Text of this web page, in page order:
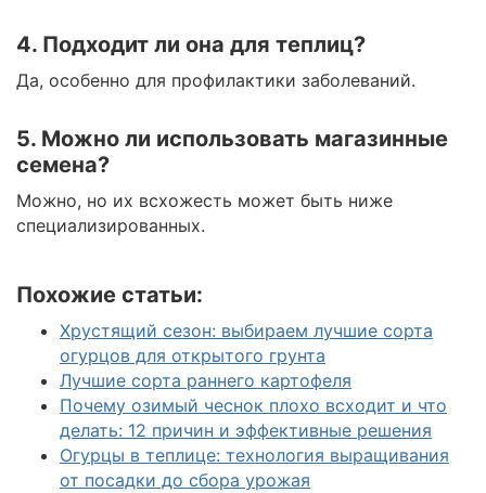
4. Подходит ли она для теплиц?
Да, особенно для профилактики заболеваний.
5. Можно ли использовать магазинные
семена?
Можно, но их всхожесть может быть ниже
специализированных.
Похожие статьи:
Хрустящий сезон: выбираем лучшие сорта
огурцов для открытого грунта
Лучшие сорта раннего картофеля
Почему озимый чеснок плохо всходит и что
делать: 12 причин и эффективные решения
Огурцы в теплице: технология выращивания
от посадки до сбора урожая